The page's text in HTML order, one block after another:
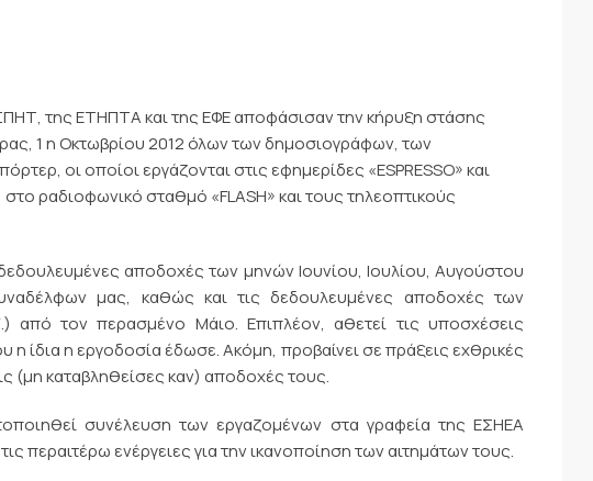
της ΕΤΗΠΤΑ και της ΕΦΕ αποφάσισαν την κήρυξη στάσης
1 η Οκτωβρίου 2012 όλων των δημοσιογράφων, των
οι οποίοι εργάζονται στις εφημερίδες «ESPRESSO» και
ραδιοφωνικό σταθμό «FLASH» και τους τηλεοπτικούς
αποδοχές των μηνών Ιουνίου, Ιουλίου, Αυγούστου
μας, καθώς και τις δεδουλευμένες αποδοχές των
από τον περασμένο Μάιο. Επιπλέον, αθετεί τις υποσχέσεις
ίδια η εργοδοσία έδωσε. Ακόμη, προβαίνει σε πράξεις εχθρικές
(μη καταβληθείσες καν) αποδοχές τους.
συνέλευση των εργαζομένων στα γραφεία της ΕΣΗΕΑ
ενέργειες για την ικανοποίηση των αιτημάτων τους.